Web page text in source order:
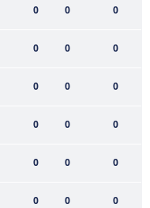
0 0 0
0 0 0
0 0 0
0 0 0
0 0 0
0 0 0